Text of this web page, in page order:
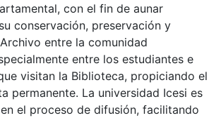
con el fin de aunar
conservación, preservación y
entre la comunidad
entre los estudiantes e
visitan la Biblioteca, propiciando el
permanente. La universidad Icesi es
el proceso de difusión, facilitando